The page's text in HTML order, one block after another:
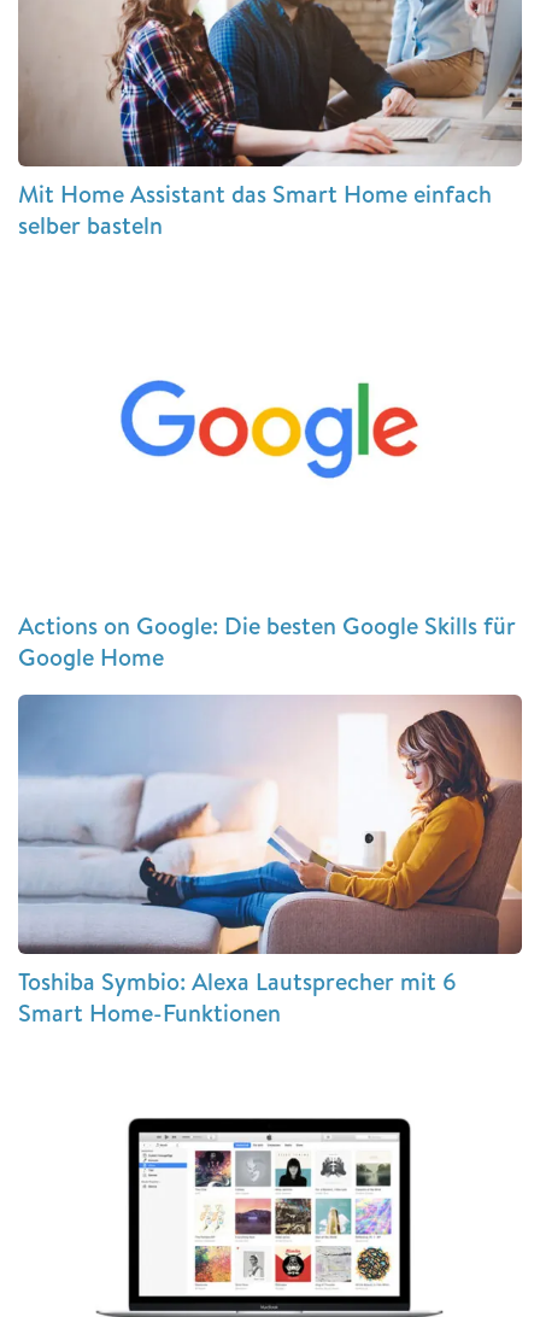
Mit Home Assistant das Smart Home einfach
selber basteln
Actions on Google: Die besten Google Skills für
Google Home
Toshiba Symbio: Alexa Lautsprecher mit 6
Smart Home-Funktionen